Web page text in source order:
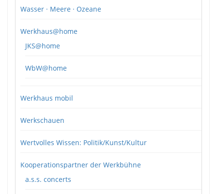
Wasser · Meere · Ozeane
Werkhaus@home
JKS@home
WbW@home
Werkhaus mobil
Werkschauen
Wertvolles Wissen: Politik/Kunst/Kultur
Kooperationspartner der Werkbühne
a.s.s. concerts